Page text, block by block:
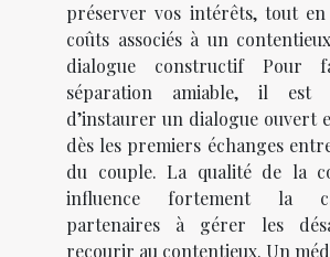
préserver vos intérêts, tout
coûts associés à un
dialogue constructif Pour
séparation amiable, il est
d’instaurer un dialogue ouvert
dès les premiers échanges
du couple. La qualité de la
influence fortement la
partenaires à gérer les
recourir au contentieux. Un